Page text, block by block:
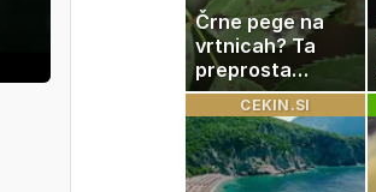
Črne pege na
vrtnicah? Ta
preprosta
sestavina
pomaga
preprečiti
težavo
CEKIN.SI